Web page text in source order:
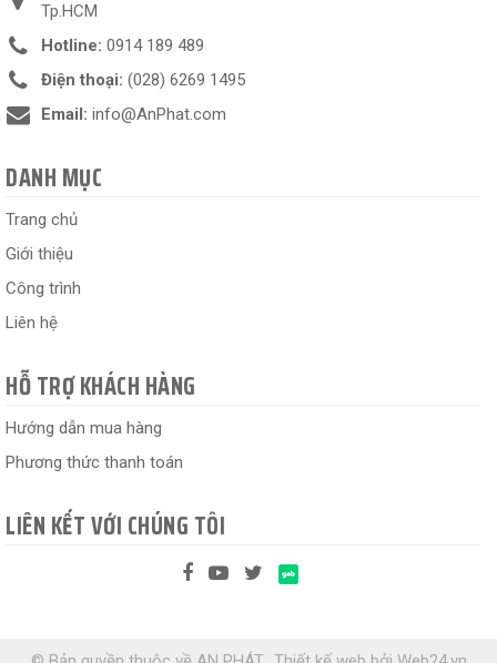
Tp.HCM
Hotline: 0914 189 489
Điện thoại: (028) 6269 1495
Email: info@AnPhat.com
DANH MỤC
Trang chủ
Giới thiệu
Công trình
Liên hệ
HỖ TRỢ KHÁCH HÀNG
Hướng dẫn mua hàng
Phương thức thanh toán
LIÊN KẾT VỚI CHÚNG TÔI